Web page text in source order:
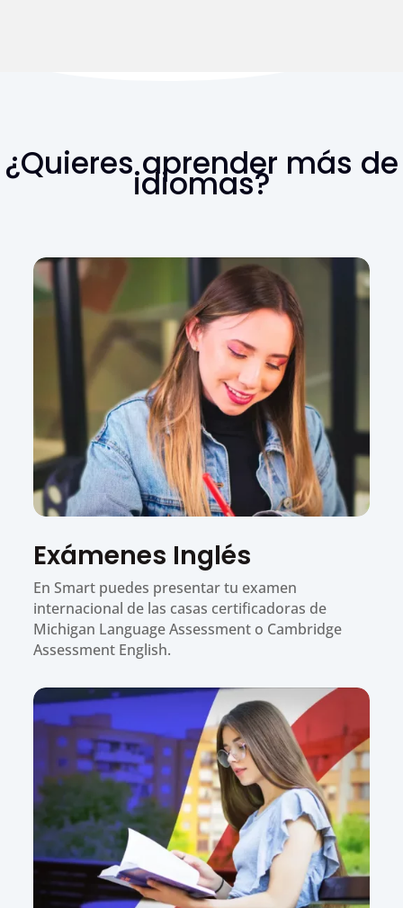
¿Quieres aprender más de
idiomas?
Exámenes Inglés
En Smart puedes presentar tu examen
internacional de las casas certificadoras de
Michigan Language Assessment o Cambridge
Assessment English.